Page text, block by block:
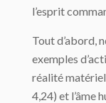
l’esprit
Tout d’abord,
exemples
réalité
4,24) et l’âme